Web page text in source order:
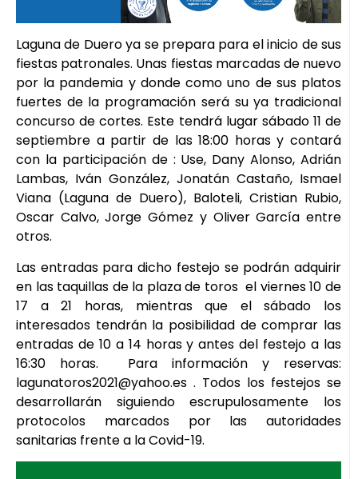
Laguna de Duero ya se prepara para el inicio de sus
fiestas patronales. Unas fiestas marcadas de nuevo
por la pandemia y donde como uno de sus platos
fuertes de la programación será su ya tradicional
concurso de cortes. Este tendrá lugar sábado 11 de
septiembre a partir de las 18:00 horas y contará
con la participación de : Use, Dany Alonso, Adrián
Lambas, Iván González, Jonatán Castaño, Ismael
Viana (Laguna de Duero), Baloteli, Cristian Rubio,
Oscar Calvo, Jorge Gómez y Oliver García entre
otros.
Las entradas para dicho festejo se podrán adquirir
en las taquillas de la plaza de toros el viernes 10 de
17 a 21 horas, mientras que el sábado los
interesados tendrán la posibilidad de comprar las
entradas de 10 a 14 horas y antes del festejo a las
16:30 horas. Para información y reservas:
lagunatoros2021@yahoo.es . Todos los festejos se
desarrollarán siguiendo escrupulosamente los
protocolos marcados por las autoridades
sanitarias frente a la Covid-19.